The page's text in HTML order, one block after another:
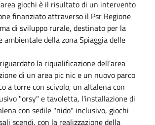
giochi è il risultato di un intervento
finanziato attraverso il Psr Regione
di sviluppo rurale, destinato per la
ambientale della zona Spiaggia delle
la riqualificazione dell'area
di un area pic nic e un nuovo parco
a torre con scivolo, un altalena con
"orsy" e tavoletta, l'installazione di
con sedile "nido" inclusivo, giochi
scendi, con la realizzazione della